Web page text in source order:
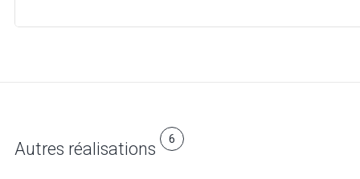
Autres réalisations 6